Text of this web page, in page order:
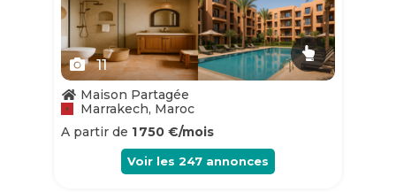
11
Maison Partagée
Marrakech, Maroc
A partir de 1 750 €/mois
Voir les 247 annonces